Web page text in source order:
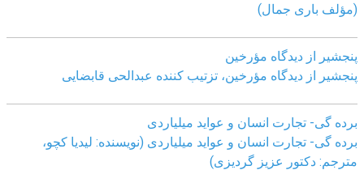
(مؤلف باری جمال)
پنجشیر از دیدگاه مؤرخین
پنجشیر از دیدگاه مؤرخین، تزتیب کننده عبدالحی قابضايی
برده گی- تجارت انسان و عواید میلیاردی
برده گی- تجارت انسان و عواید میلیاردی (نویسنده: لیدیا کچو،
مترجم: دکتور عزیز گردیزی)